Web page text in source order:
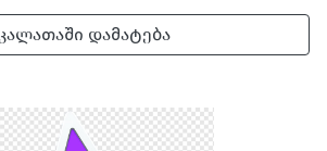
კალათაში დამატება